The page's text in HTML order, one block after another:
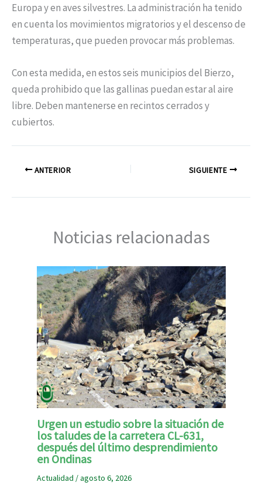
Europa y en aves silvestres. La administración ha tenido
en cuenta los movimientos migratorios y el descenso de
temperaturas, que pueden provocar más problemas.
Con esta medida, en estos seis municipios del Bierzo,
queda prohibido que las gallinas puedan estar al aire
libre. Deben mantenerse en recintos cerrados y
cubiertos.
ANTERIOR SIGUIENTE
Noticias relacionadas
Urgen un estudio sobre la situación de
los taludes de la carretera CL-631,
después del último desprendimiento
en Ondinas
Actualidad /agosto 6, 2026